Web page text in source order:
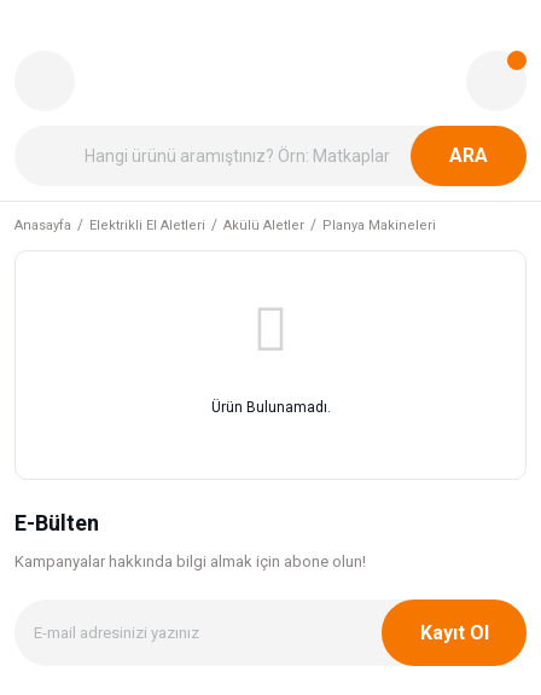
ARA
Anasayfa Elektrikli El Aletleri Akülü Aletler Planya Makineleri
Ürün Bulunamadı.
E-Bülten
Kampanyalar hakkında bilgi almak için abone olun!
Kayıt Ol